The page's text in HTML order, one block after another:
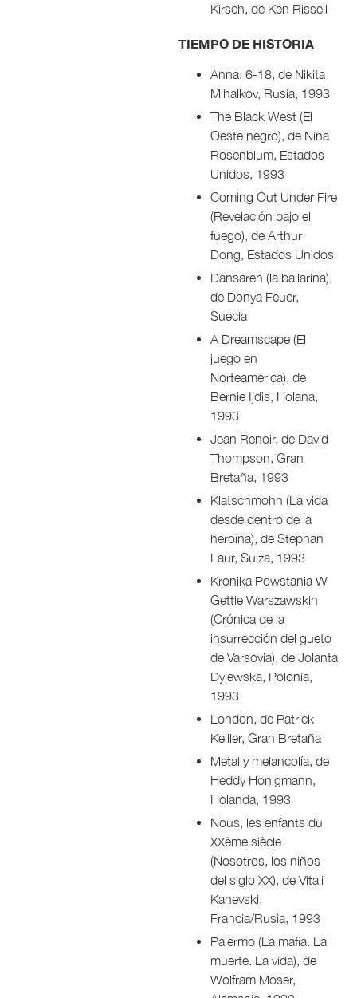
Kirsch, de Ken Rissell
TIEMPO DE HISTORIA
Anna: 6-18, de Nikita
Mihalkov, Rusia, 1993
The Black West (El
Oeste negro), de Nina
Rosenblum, Estados
Unidos, 1993
Coming Out Under Fire
(Revelación bajo el
fuego), de Arthur
Dong, Estados Unidos
Dansaren (la bailarina),
de Donya Feuer,
Suecia
A Dreamscape (El
juego en
Norteamérica), de
Bernie Ijdis, Holana,
1993
Jean Renoir, de David
Thompson, Gran
Bretaña, 1993
Klatschmohn (La vida
desde dentro de la
heroína), de Stephan
Laur, Suiza, 1993
Kronika Powstania W
Gettie Warszawskin
(Crónica de la
insurrección del gueto
de Varsovia), de Jolanta
Dylewska, Polonia,
1993
London, de Patrick
Keiller, Gran Bretaña
Metal y melancolía, de
Heddy Honigmann,
Holanda, 1993
Nous, les enfants du
XXème siècle
(Nosotros, los niños
del siglo XX), de Vitali
Kanevski,
Francia/Rusia, 1993
Palermo (La mafia. La
muerte. La vida), de
Wolfram Moser,